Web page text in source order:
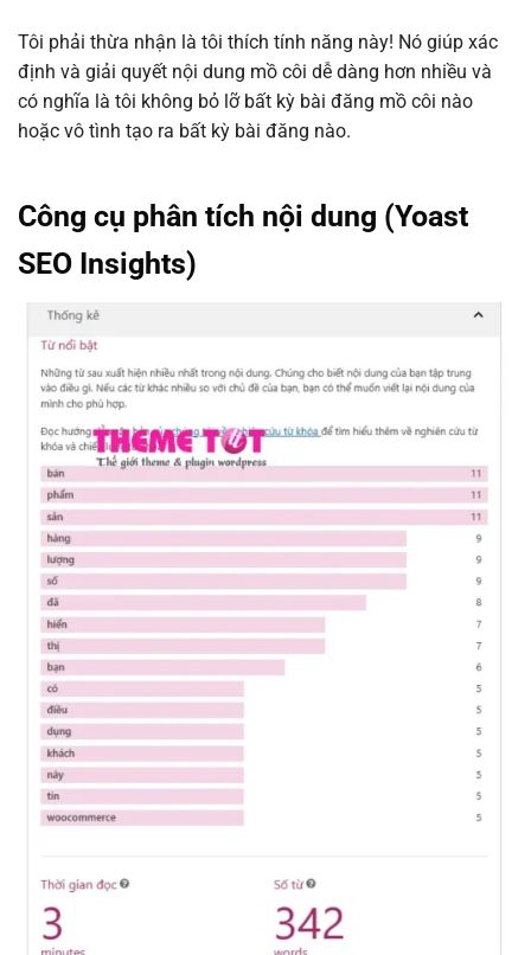
Tôi phải thừa nhận là tôi thích tính năng này! Nó giúp xác
định và giải quyết nội dung mồ côi dễ dàng hơn nhiều và
có nghĩa là tôi không bỏ lỡ bất kỳ bài đăng mồ côi nào
hoặc vô tình tạo ra bất kỳ bài đăng nào.
Công cụ phân tích nội dung (Yoast
SEO Insights)